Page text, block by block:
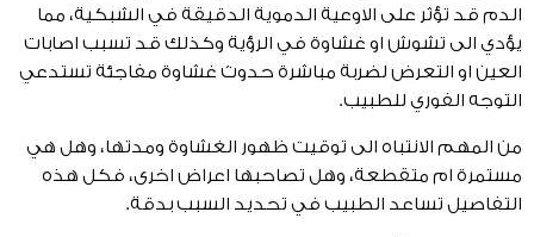
الدم قد تؤثر على الاوعية الدموية الدقيقة في الشبكية، مما
يؤدي الى تشوش او غشاوة في الرؤية وكذلك قد تسبب اصابات
العين او التعرض لضربة مباشرة حدوث غشاوة مفاجئة تستدعي
التوجه الفوري للطبيب.
من المهم الانتباه الى توقيت ظهور الغشاوة ومدتها، وهل هي
مستمرة ام متقطعة، وهل تصاحبها اعراض اخرى، فكل هذه
التفاصيل تساعد الطبيب في تحديد السبب بدقة.